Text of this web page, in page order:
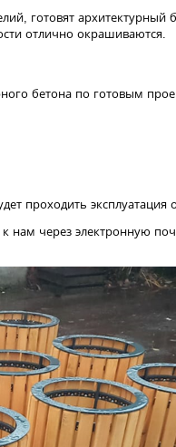
готовят
отлично окрашиваются.
бетона по готовым
проходить эксплуатация
нам через электронную